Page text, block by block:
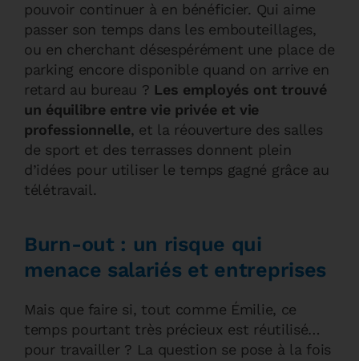
pouvoir continuer à en bénéficier. Qui aime
passer son temps dans les embouteillages,
ou en cherchant désespérément une place de
parking encore disponible quand on arrive en
retard au bureau ? Les employés ont trouvé
un équilibre entre vie privée et vie
professionnelle, et la réouverture des salles
de sport et des terrasses donnent plein
d’idées pour utiliser le temps gagné grâce au
télétravail.
Burn-out : un risque qui
menace salariés et entreprises
Mais que faire si, tout comme Émilie, ce
temps pourtant très précieux est réutilisé…
pour travailler ? La question se pose à la fois